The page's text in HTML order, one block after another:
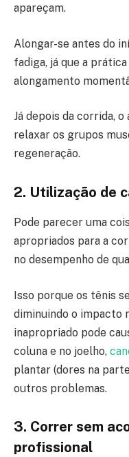
apareçam.
Alongar-se antes do
fadiga, já que a
alongamento
Já depois da corrida,
relaxar os grupos
regeneração.
2. Utilização de
Pode parecer uma
apropriados para a
no desempenho de
Isso porque os tênis
diminuindo o impacto
inapropriado pode
coluna e no joelho,
plantar (dores na
outros problemas.
3. Correr sem
profissional